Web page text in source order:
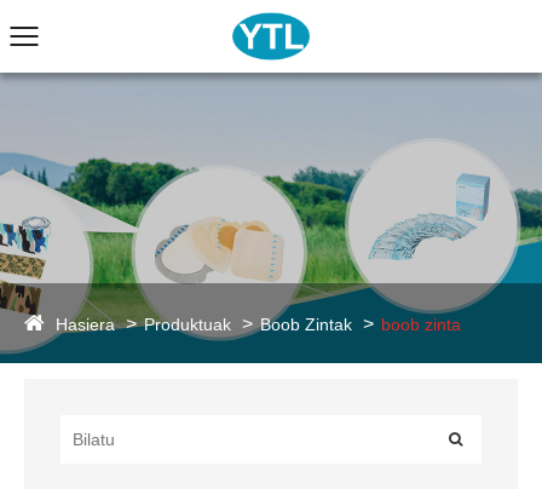
Hasiera Produktuak Boob Zintak boob zinta